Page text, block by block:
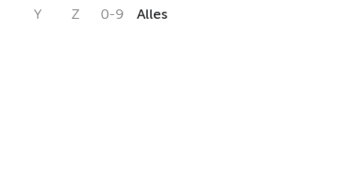
Y Z 0-9 Alles